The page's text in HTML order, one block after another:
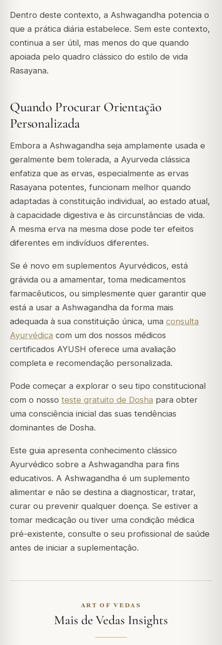
Dentro deste contexto, a Ashwagandha potencia o
que a prática diária estabelece. Sem este contexto,
continua a ser útil, mas menos do que quando
apoiada pelo quadro clássico do estilo de vida
Rasayana.
Quando Procurar Orientação
Personalizada
Embora a Ashwagandha seja amplamente usada e
geralmente bem tolerada, a Ayurveda clássica
enfatiza que as ervas, especialmente as ervas
Rasayana potentes, funcionam melhor quando
adaptadas à constituição individual, ao estado atual,
à capacidade digestiva e às circunstâncias de vida.
A mesma erva na mesma dose pode ter efeitos
diferentes em indivíduos diferentes.
Se é novo em suplementos Ayurvédicos, está
grávida ou a amamentar, toma medicamentos
farmacêuticos, ou simplesmente quer garantir que
está a usar a Ashwagandha da forma mais
adequada à sua constituição única, uma consulta
Ayurvédica com um dos nossos médicos
certificados AYUSH oferece uma avaliação
completa e recomendação personalizada.
Pode começar a explorar o seu tipo constitucional
com o nosso teste gratuito de Dosha para obter
uma consciência inicial das suas tendências
dominantes de Dosha.
Este guia apresenta conhecimento clássico
Ayurvédico sobre a Ashwagandha para fins
educativos. A Ashwagandha é um suplemento
alimentar e não se destina a diagnosticar, tratar,
curar ou prevenir qualquer doença. Se estiver a
tomar medicação ou tiver uma condição médica
pré-existente, consulte o seu profissional de saúde
antes de iniciar a suplementação.
ART OF VEDAS
Mais de Vedas Insights